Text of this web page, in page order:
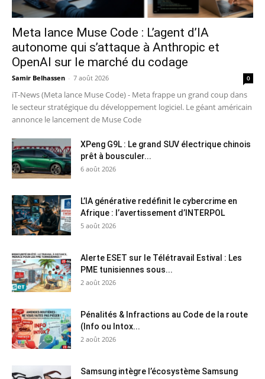
Meta lance Muse Code : L’agent d’IA
autonome qui s’attaque à Anthropic et
OpenAI sur le marché du codage
Samir Belhassen - 7 août 2026 0
iT-News (Meta lance Muse Code) - Meta frappe un grand coup dans
le secteur stratégique du développement logiciel. Le géant américain
annonce le lancement de Muse Code
XPeng G9L : Le grand SUV électrique chinois
prêt à bousculer...
6 août 2026
L’IA générative redéfinit le cybercrime en
Afrique : l’avertissement d’INTERPOL
5 août 2026
Alerte ESET sur le Télétravail Estival : Les
PME tunisiennes sous...
2 août 2026
Pénalités & Infractions au Code de la route
(Info ou Intox...
2 août 2026
Samsung intègre l’écosystème Samsung